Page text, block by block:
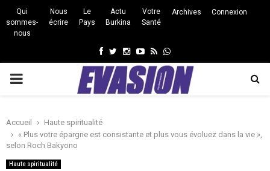
Qui
sommes-
nous
Nous
écrire
Le
Pays
Actu
Burkina
Votre
Santé
Archives Connexion
Facebook
Twitter
Instagram
Youtube
RssWhatsapp
PRIMARY
Accueil
Haute spiritualité
« Plus votre épargne est consistante et plus vous évoluez dans la vie »,
selon Roch Bakyono
Haute spiritualité